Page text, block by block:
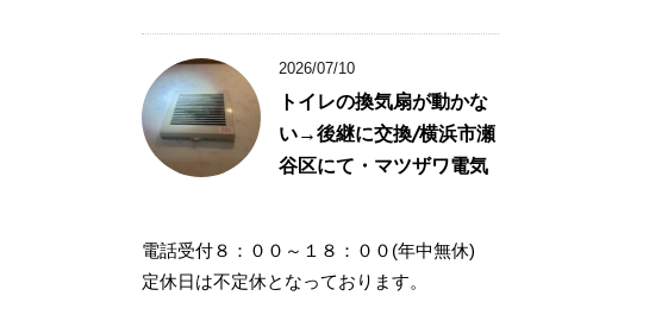
2026/07/10
トイレの換気扇が動かな
い→後継に交換/横浜市瀬
谷区にて・マツザワ電気
電話受付８：００～１８：００(年中無休)
定休日は不定休となっております。